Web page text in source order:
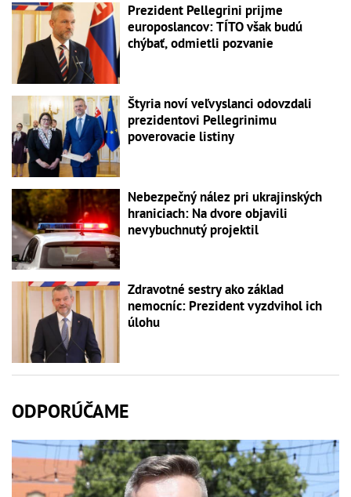
Prezident Pellegrini prijme
europoslancov: TÍTO však budú
chýbať, odmietli pozvanie
Štyria noví veľvyslanci odovzdali
prezidentovi Pellegrinimu
poverovacie listiny
Nebezpečný nález pri ukrajinských
hraniciach: Na dvore objavili
nevybuchnutý projektil
Zdravotné sestry ako základ
nemocníc: Prezident vyzdvihol ich
úlohu
ODPORÚČAME